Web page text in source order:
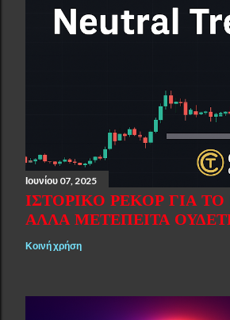
Ιουνίου 07, 2025
ΙΣΤΟΡΙΚΌ ΡΕΚΌΡ ΓΙΑ ΤΟ
ΑΛΛΆ ΜΕΤΈΠΕΙΤΑ
Κοινή χρήση